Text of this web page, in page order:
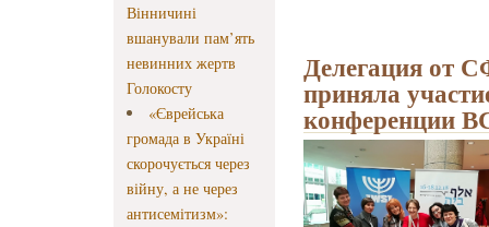
Вінничині
вшанували пам’ять
невинних жертв
Голокосту
«Єврейська
громада в Україні
скорочується через
війну, а не через
антисемітизм»:
Делегация от
приняла
конференции